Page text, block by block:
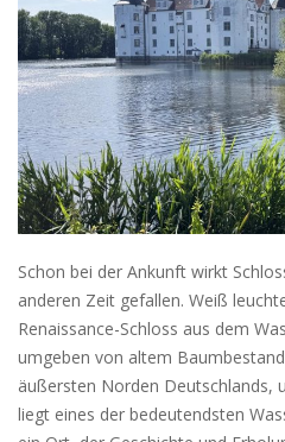
Schon bei der Ankunft wirkt
anderen Zeit gefallen. Weiß
Renaissance-Schloss aus dem
umgeben von altem
äußersten Norden Deutschlands,
liegt eines der bedeutendsten